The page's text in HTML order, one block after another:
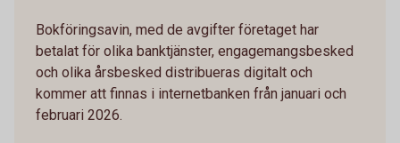
Bokföringsavin, med de avgifter företaget har
betalat för olika banktjänster, engagemangsbesked
och olika årsbesked distribueras digitalt och
kommer att finnas i internetbanken från januari och
februari 2026.